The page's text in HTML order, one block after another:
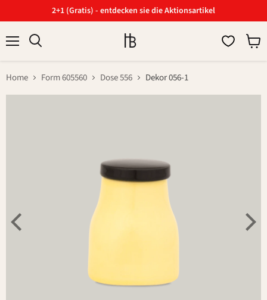
2+1 (Gratis) - entdecken sie die Aktionsartikel
Home Form 605560 Dose 556 Dekor 056-1